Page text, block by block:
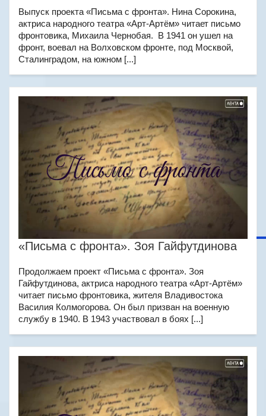
Выпуск проекта «Письма с фронта». Нина Сорокина,
актриса народного театра «Арт-Артём» читает письмо
фронтовика, Михаила Чернобая. В 1941 он ушел на
фронт, воевал на Волховском фронте, под Москвой,
Сталинградом, на южном [...]
«Письма с фронта». Зоя Гайфутдинова
Продолжаем проект «Письма с фронта». Зоя
Гайфутдинова, актриса народного театра «Арт-Артём»
читает письмо фронтовика, жителя Владивостока
Василия Колмогорова. Он был призван на военную
службу в 1940. В 1943 участвовал в боях [...]